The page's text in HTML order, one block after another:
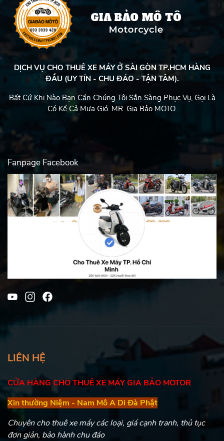
DỊCH VỤ CHO THUÊ XE MÁY Ở SÀI GÒN TP.HCM HÀNG
ĐẦU (UY TÍN - CHU ĐÁO - TẬN TÂM).
Bất Cứ Khi Nào Bạn Cần Chúng Tôi Sẳn Sàng Phục Vụ, Gọi Là
Có Kể Cả Mưa Gió. MR. Gia Bảo MOTO.
Fanpage Facebook
LIÊN HỆ
CỬA HÀNG CHO THUÊ XE MÁY GIA BẢO MOTOR
Xin thường Niệm - Nam Mô A Di Đà Phật
Chuyên cho thuê xe máy các loại, giá cạnh tranh, thủ tục
đơn giản, bảo hành chu đáo